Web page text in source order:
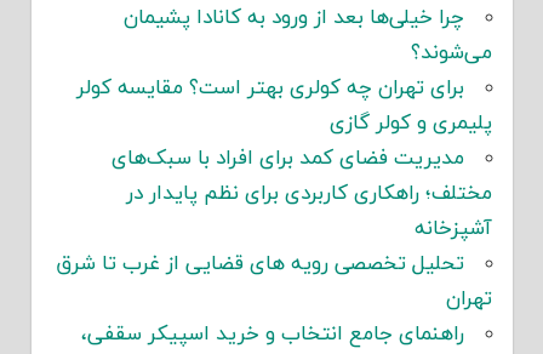
چرا خیلی‌ها بعد از ورود به کانادا پشیمان
می‌شوند؟
برای تهران چه کولری بهتر است؟ مقایسه کولر
پلیمری و کولر گازی
مدیریت فضای کمد برای افراد با سبک‌های
مختلف؛ راهکاری کاربردی برای نظم پایدار در
آشپزخانه
تحلیل تخصصی رویه های قضایی از غرب تا شرق
تهران
راهنمای جامع انتخاب و خرید اسپیکر سقفی،